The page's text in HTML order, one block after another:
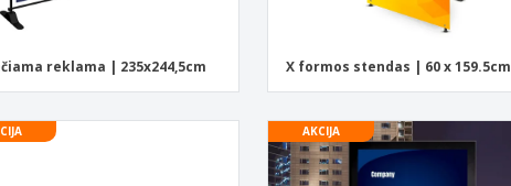
reklama | 235x244,5cm X formos stendas | 60 x 159.5cm
AKCIJA